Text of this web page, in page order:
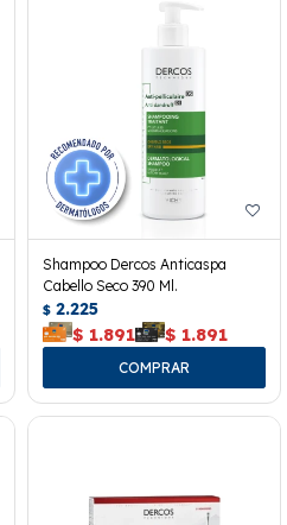
Shampoo Dercos Anticaspa
Cabello Seco 390 Ml.
$ 2.225
$ 1.891 $ 1.891